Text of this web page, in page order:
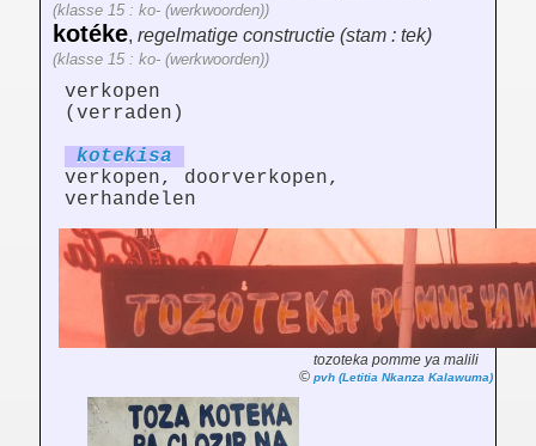
(klasse 15 : ko- (werkwoorden))
kotéke, regelmatige constructie (stam : tek)
(klasse 15 : ko- (werkwoorden))
verkopen
(verraden)
kotekisa
verkopen, doorverkopen,
verhandelen
tozoteka pomme ya malili
© pvh (Letitia Nkanza Kalawuma)